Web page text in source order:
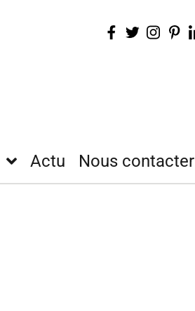
Actu Nous contacter